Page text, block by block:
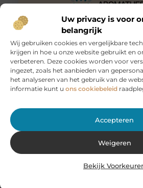
Uw privacy is voor
belangrijk
Wij gebruiken cookies en vergelijkbare
krijgen in hoe u onze website gebruikt en
verbeteren. Deze cookies worden voor
ingezet, zoals het aanbieden van
het analyseren van het gebruik van de
informatie kunt u ons cookiebeleid
Accepteren
Weigeren
Bekijk
Huur een aanhanger of
Voor elk vervoer de juiste oplossing
Bij JobCar in Etten-Leur bent u aan
het huren van aanhangers en